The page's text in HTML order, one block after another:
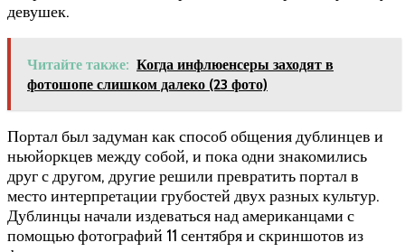
девушек.
Читайте также: Когда инфлюенсеры заходят в
фотошопе слишком далеко (23 фото)
Портал был задуман как способ общения дублинцев и
ньюйоркцев между собой, и пока одни знакомились
друг с другом, другие решили превратить портал в
место интерпретации грубостей двух разных культур.
Дублинцы начали издеваться над американцами с
помощью фотографий 11 сентября и скриншотов из